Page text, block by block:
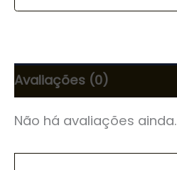
Avaliações (0)
Não há avaliações ainda.